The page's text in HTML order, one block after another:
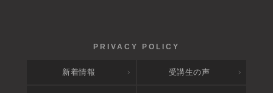
新着情報 受講生の声